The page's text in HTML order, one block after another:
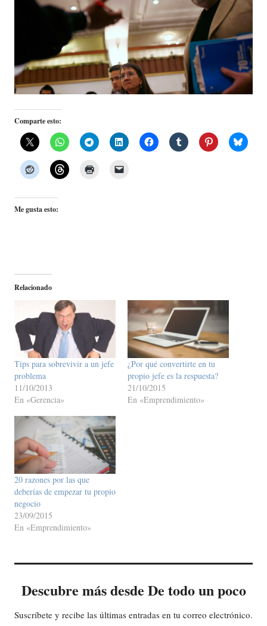
Comparte esto:
Me gusta esto:
Relacionado
Tips para sobrevivir a un jefe
problema
11/10/2013
En «Gerencia»
¿Por qué convertirte en tu
propio jefe es la respuesta?
21/10/2015
En «Emprendimiento»
20 razones por las que
deberías de empezar tu propio
negocio
23/09/2015
En «Emprendimiento»
Descubre más desde De todo un poco
Suscríbete y recibe las últimas entradas en tu correo electrónico.